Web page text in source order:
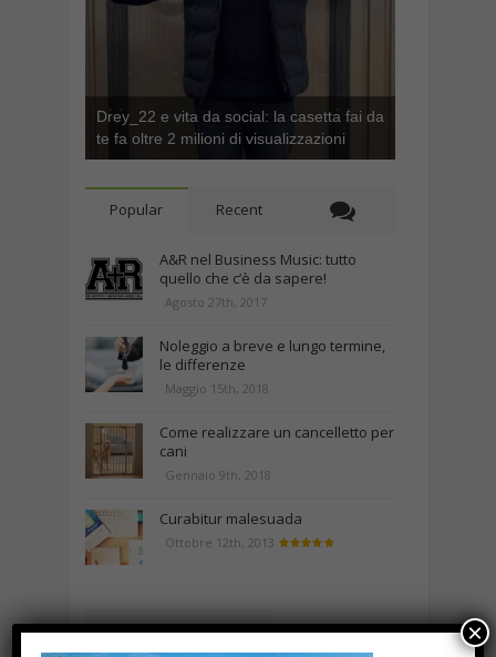
Drey_22 e vita da social: la casetta fai da
te fa oltre 2 milioni di visualizzazioni
Popular Recent
A&R nel Business Music: tutto
quello che c’è da sapere!
Agosto 27th, 2017
Noleggio a breve e lungo termine,
le differenze
Maggio 15th, 2018
Come realizzare un cancelletto per
cani
Gennaio 9th, 2018
Curabitur malesuada
Ottobre 12th, 2013
NEWS IN UNA FOTO ×